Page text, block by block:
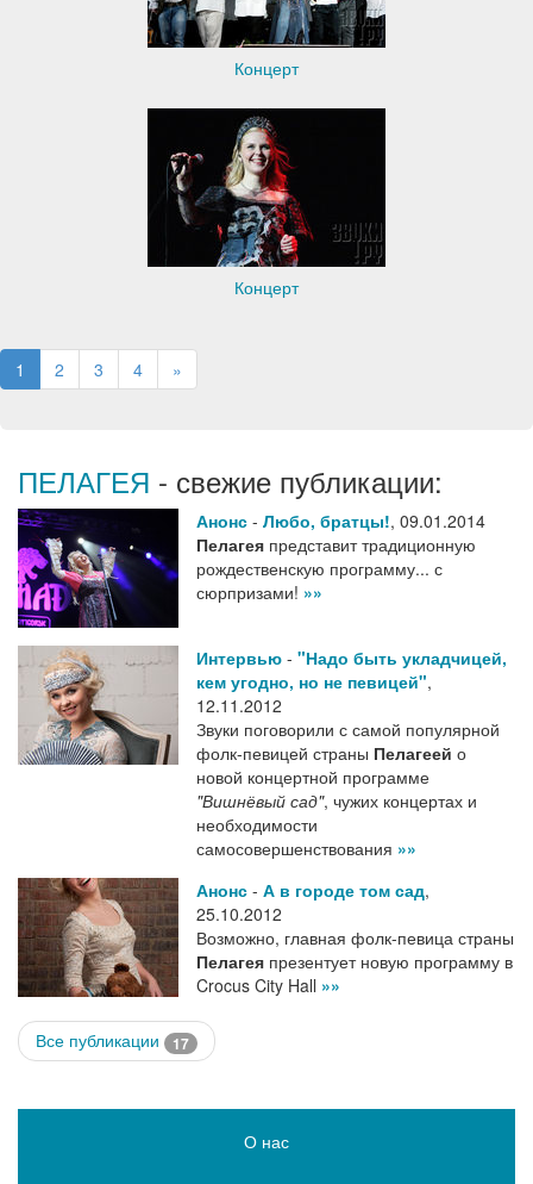
Концерт
Концерт
1 2 3 4 »
ПЕЛАГЕЯ - свежие публикации:
Анонс - Любо, братцы!, 09.01.2014
Пелагея представит традиционную
рождественскую программу... с
сюрпризами! »»
Интервью - "Надо быть укладчицей,
кем угодно, но не певицей",
12.11.2012
Звуки поговорили с самой популярной
фолк-певицей страны Пелагеей о
новой концертной программе
"Вишнёвый сад", чужих концертах и
необходимости
самосовершенствования »»
Анонс - А в городе том сад,
25.10.2012
Возможно, главная фолк-певица страны
Пелагея презентует новую программу в
Crocus City Hall »»
Все публикации 17
О нас